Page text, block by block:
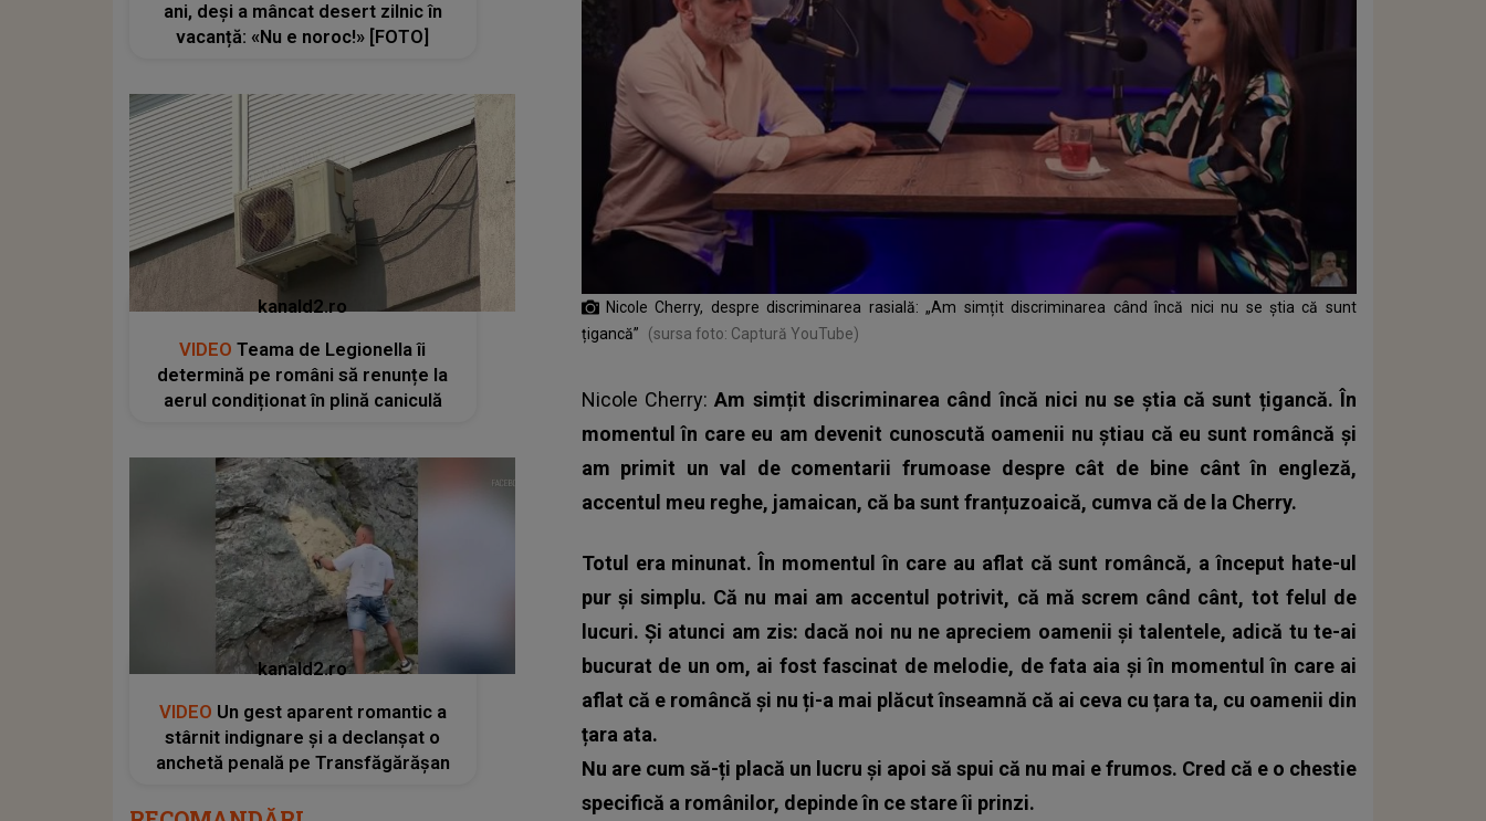
Nicole Cherry, despre discriminarea rasială: „Am simțit discriminarea când încă nici nu se știa că sunt
țigancă”
(sursa foto: Captură YouTube)
Nicole Cherry:Am simțit discriminarea când încă nici nu se știa că sunt țigancă. În
momentul în care eu am devenit cunoscută oamenii nu știau că eu sunt româncă și
am primit un val de comentarii frumoase despre cât de bine cânt în engleză,
accentul meu reghe, jamaican, că ba sunt franțuzoaică, cumva că de la Cherry.
Totul era minunat. În momentul în care au aflat că sunt româncă, a început hate-ul
pur și simplu. Că nu mai am accentul potrivit, că mă screm când cânt, tot felul de
lucuri. Și atunci am zis: dacă noi nu ne apreciem oamenii și talentele, adică tu te-ai
bucurat de un om, ai fost fascinat de melodie, de fata aia și în momentul în care ai
aflat că e româncă și nu ți-a mai plăcut înseamnă că ai ceva cu țara ta, cu oamenii din
țara ata.
Nu are cum să-ți placă un lucru și apoi să spui că nu mai e frumos. Cred că e o chestie
specifică a românilor, depinde în ce stare îi prinzi.
ani, deși a mâncat desert zilnic în
vacanță: «Nu e noroc!» [FOTO]
kanald2.ro
VIDEO Teama de Legionella îi
determină pe români să renunțe la
aerul condiționat în plină caniculă
kanald2.ro
VIDEO Un gest aparent romantic a
stârnit indignare și a declanșat o
anchetă penală pe Transfăgărășan